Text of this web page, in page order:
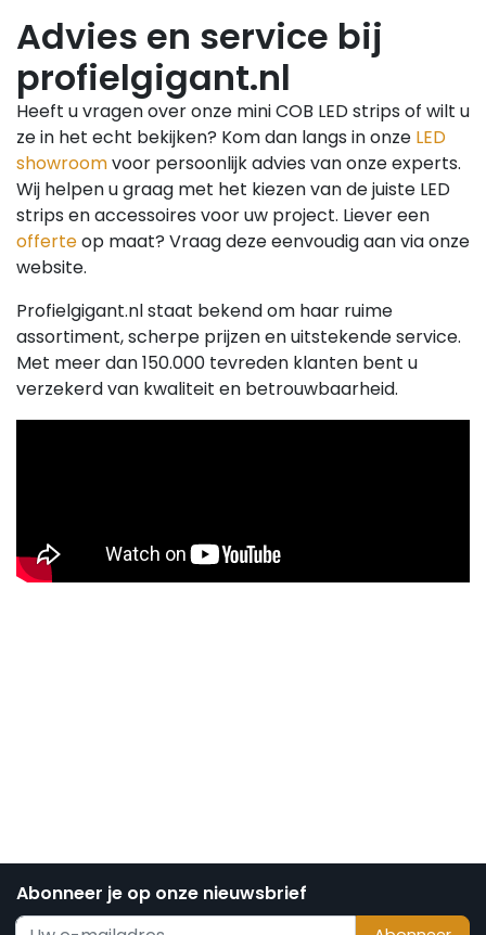
Advies en service bij
profielgigant.nl
Heeft u vragen over onze mini COB LED strips of wilt u
ze in het echt bekijken? Kom dan langs in onze LED
showroomvoor persoonlijk advies van onze experts.
Wij helpen u graag met het kiezen van de juiste LED
strips en accessoires voor uw project. Liever een
offerteop maat? Vraag deze eenvoudig aan via onze
website.
Profielgigant.nl staat bekend om haar ruime
assortiment, scherpe prijzen en uitstekende service.
Met meer dan 150.000 tevreden klanten bent u
verzekerd van kwaliteit en betrouwbaarheid.
Abonneer je op onze nieuwsbrief